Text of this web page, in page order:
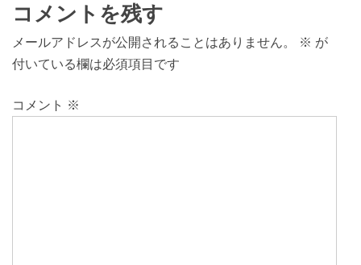
コメントを残す
メールアドレスが公開されることはありません。 ※ が
付いている欄は必須項目です
コメント ※